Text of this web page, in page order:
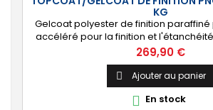
KG
Gelcoat polyester de finition
accéléré pour la finition et
bassins. [Finition] : Fournit une
brillante qualité immersion. [Étanche] :
stratification résine et fibre de verre.
catalyseur PMEC 50 cl Couleurs :
vert, nuances...
Prix
269,90 €
 Ajouter au panier
 En stock